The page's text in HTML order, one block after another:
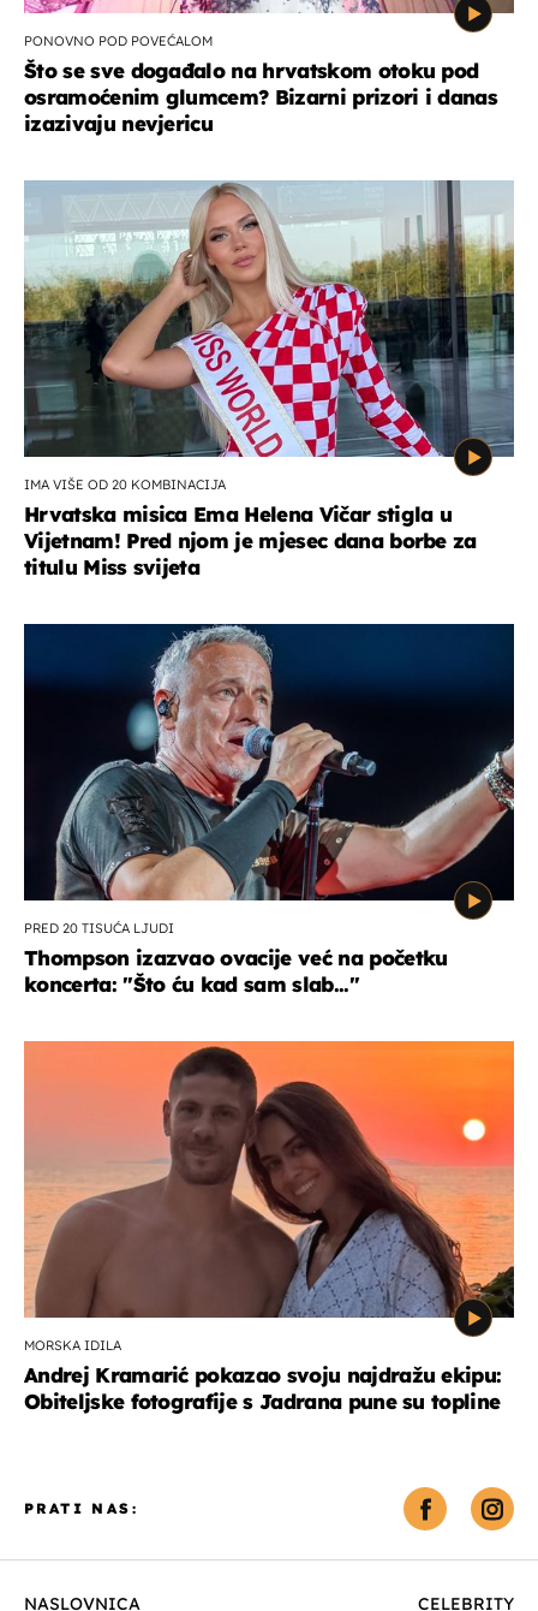
PONOVNO POD POVEĆALOM
Što se sve događalo na hrvatskom otoku pod
osramoćenim glumcem? Bizarni prizori i danas
izazivaju nevjericu
IMA VIŠE OD 20 KOMBINACIJA
Hrvatska misica Ema Helena Vičar stigla u
Vijetnam! Pred njom je mjesec dana borbe za
titulu Miss svijeta
PRED 20 TISUĆA LJUDI
Thompson izazvao ovacije već na početku
koncerta: "Što ću kad sam slab..."
MORSKA IDILA
Andrej Kramarić pokazao svoju najdražu ekipu:
Obiteljske fotografije s Jadrana pune su topline
NASLOVNICA CELEBRITY
PRATI NAS: